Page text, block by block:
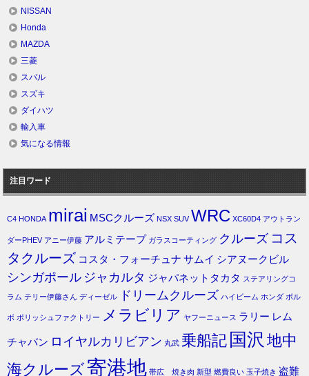
NISSAN
Honda
MAZDA
三菱
スバル
スズキ
ダイハツ
輸入車
気になる情報
注目ワード
C4 HONDA mirai MSCクルーズ NSX SUV WRC XC60D4 アウトラン
ダーPHEV アニー伊藤 アルミテープ ガラスコーティング クルーズ コス
タクルーズ コスタ・フォーチュナ サムイ シアヌークビル
シンガポール ジャカルタ ジャパネットタカタ ステアリングコ
ラム テリー伊藤さん ディーゼル ドリームクルーズ ハイビーム ホンダ ボル
ボ ポリッシュファクトリー メラビリア ヤフーニュース ラリー レム
チャバン ロイヤルカリビアン 丸武 乗船記 国沢 地中
海クルーズ寄港地 帯広 焼き肉 新型 燃費良い 玉子焼き 盗難